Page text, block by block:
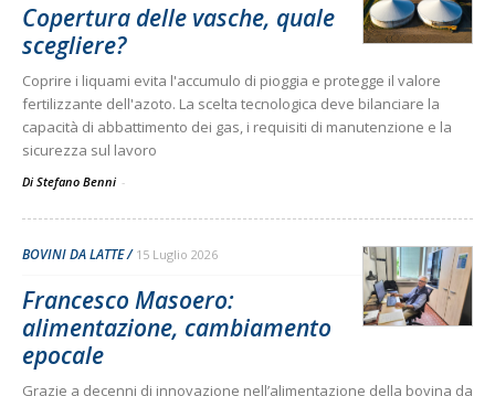
Copertura delle vasche, quale
scegliere?
Coprire i liquami evita l'accumulo di pioggia e protegge il valore
fertilizzante dell'azoto. La scelta tecnologica deve bilanciare la
capacità di abbattimento dei gas, i requisiti di manutenzione e la
sicurezza sul lavoro
Di Stefano Benni -
BOVINI DA LATTE 15 Luglio 2026
Francesco Masoero:
alimentazione, cambiamento
epocale
Grazie a decenni di innovazione nell’alimentazione della bovina da